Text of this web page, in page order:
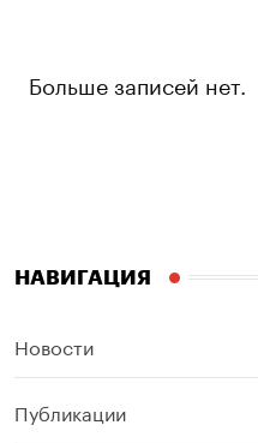
Больше записей нет.
НАВИГАЦИЯ
Новости
Публикации